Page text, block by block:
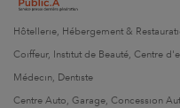
Hôtellerie, Hébergement &
Coiffeur, Institut de Beauté, Centre
Médecin, Dentiste
Centre Auto, Garage, Concession